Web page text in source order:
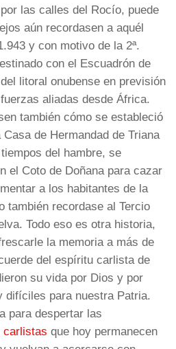
las calles del Rocío, puede
aún recordasen a aquél
y con motivo de la 2ª.
con el Escuadrón de
litoral onubense en previsión
aliadas desde África.
también cómo se estableció
de Hermandad de Triana
del hambre, se
el Coto de Doñana para cazar
a los habitantes de la
también recordase al Tercio
Todo eso es otra historia,
la memoria a más de
del espíritu carlista de
su vida por Dios y por
difíciles para nuestra Patria.
para despertar las
carlistas que hoy permanecen